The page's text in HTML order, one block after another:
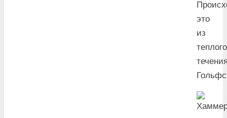
это
из
теплого